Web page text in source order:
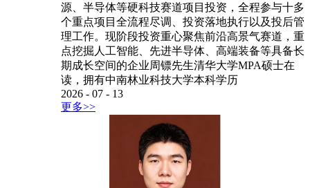
源、半导体等硬科技赛道项目投资，全程参与十多
个重点项目全流程尽调、投资落地执行以及投后管
理工作。现阶段投资重心聚焦前沿高景气赛道，重
点挖掘人工智能、先进半导体、高端装备等具备长
期成长空间的企业周镖先生清华大学MPA硕士在
读，拥有中南林业科技大学本科学历
2026 - 07 - 13
更多>>